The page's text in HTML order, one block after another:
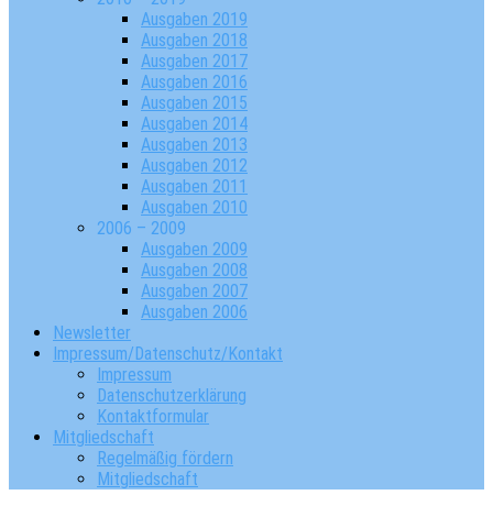
Ausgaben 2019
Ausgaben 2018
Ausgaben 2017
Ausgaben 2016
Ausgaben 2015
Ausgaben 2014
Ausgaben 2013
Ausgaben 2012
Ausgaben 2011
Ausgaben 2010
2006 – 2009
Ausgaben 2009
Ausgaben 2008
Ausgaben 2007
Ausgaben 2006
Newsletter
Impressum/Datenschutz/Kontakt
Impressum
Datenschutzerklärung
Kontaktformular
Mitgliedschaft
Regelmäßig fördern
Mitgliedschaft